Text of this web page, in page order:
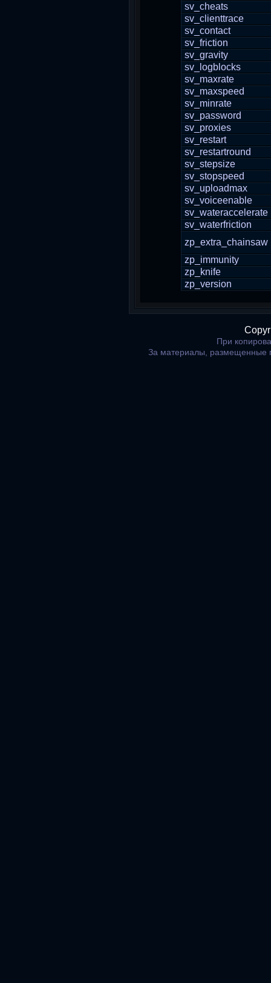
sv_cheats
sv_clienttrace
sv_contact
sv_friction
sv_gravity
sv_logblocks
sv_maxrate
sv_maxspeed
sv_minrate
sv_password
sv_proxies
sv_restart
sv_restartround
sv_stepsize
sv_stopspeed
sv_uploadmax
sv_voiceenable
sv_wateraccelerate
sv_waterfriction
zp_extra_chainsaw
zp_immunity
zp_knife
zp_version
При
За материалы, размещенные